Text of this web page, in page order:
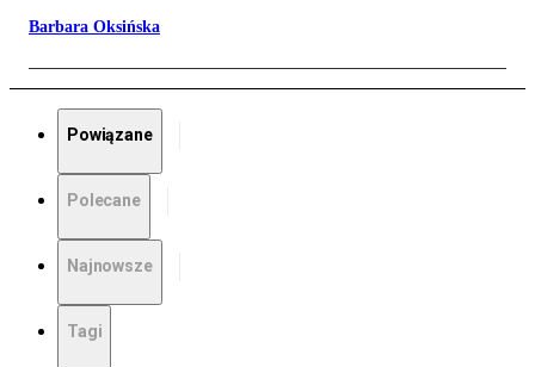
Barbara Oksińska
Powiązane
Polecane
Najnowsze
Tagi